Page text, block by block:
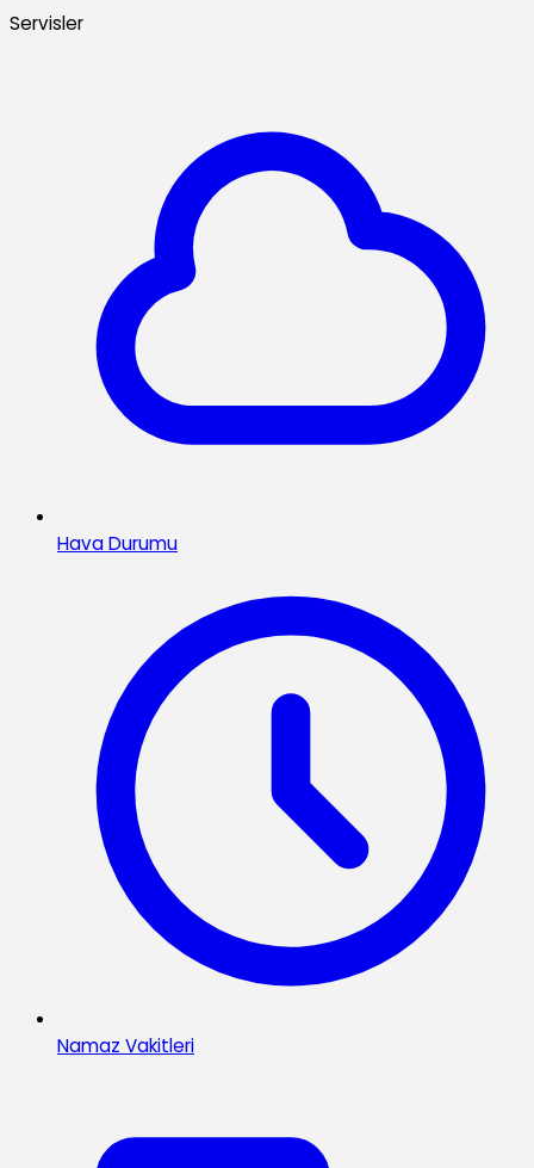
Servisler
Hava Durumu
Namaz Vakitleri